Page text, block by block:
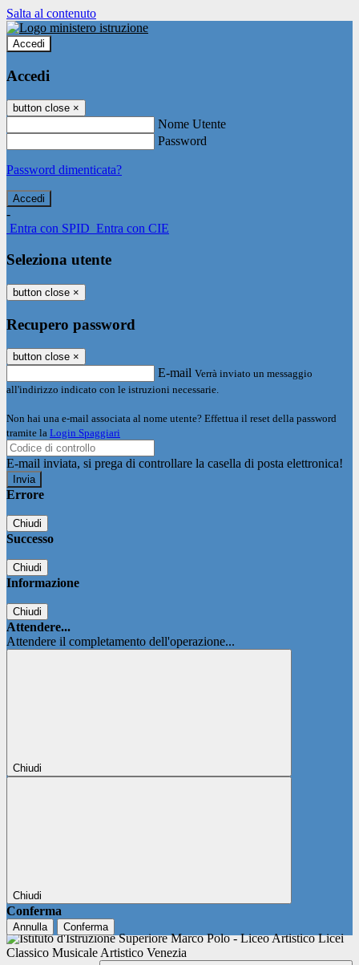
Salta al contenuto
Accedi
Accedi
button close ×
Nome Utente
Password
Password dimenticata?
-
Entra con SPID Entra con CIE
Seleziona utente
button close ×
Recupero password
button close ×
E-mail Verrà inviato un messaggio
all'indirizzo indicato con le istruzioni necessarie.
Non hai una e-mail associata al nome utente? Effettua il reset della password
tramite la Login Spaggiari
E-mail inviata, si prega di controllare la casella di posta elettronica!
Errore
Chiudi
Successo
Chiudi
Informazione
Chiudi
Attendere...
Attendere il completamento dell'operazione...
Chiudi
Chiudi
Conferma
Annulla Conferma